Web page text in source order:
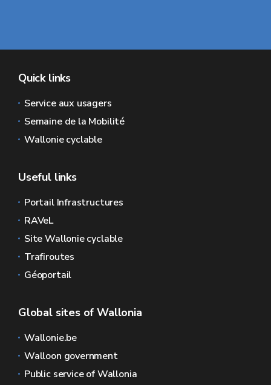
Quick links
Service aux usagers
Semaine de la Mobilité
Wallonie cyclable
Useful links
Portail Infrastructures
RAVeL
Site Wallonie cyclable
Trafiroutes
Géoportail
Global sites of Wallonia
Wallonie.be
Walloon government
Public service of Wallonia